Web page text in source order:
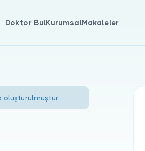
Doktor BulKurumsalMakaleler
oluşturulmuştur.